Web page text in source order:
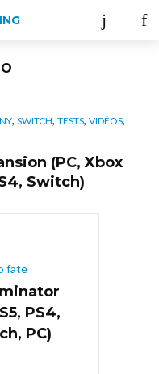
, SWITCH, TESTS, VIDÉOS,
(PC, Xbox
Switch)
PS4,
PC)